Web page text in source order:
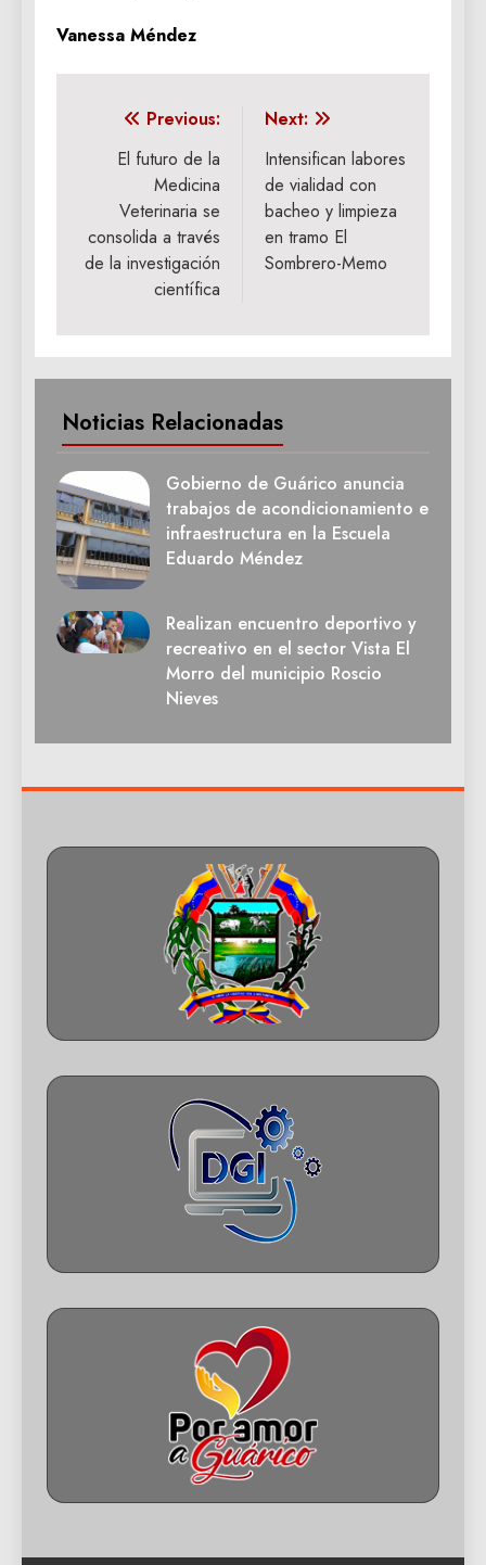
Vanessa Méndez
Navegación
entradas
Previous:
El futuro de la
Medicina
Veterinaria se
consolida a través
de la investigación
científica
Next:
Intensifican labores
de vialidad con
bacheo y limpieza
en tramo El
Sombrero-Memo
Noticias Relacionadas
Gobierno de Guárico anuncia
trabajos de acondicionamiento e
infraestructura en la Escuela
Eduardo Méndez
Realizan encuentro deportivo y
recreativo en el sector Vista El
Morro del municipio Roscio
Nieves